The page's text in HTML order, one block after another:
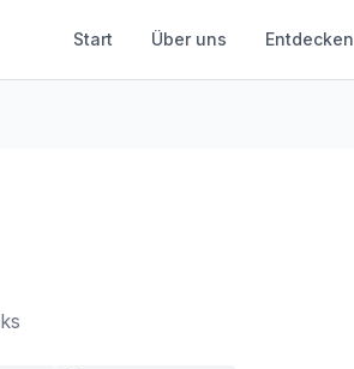
Start Über uns Entdecken